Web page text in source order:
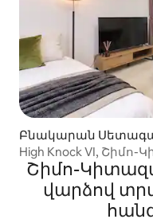
Բնակարան
High Knock VI,
րոպե քայլելու
Wi-Fi-ով, երկու
Շիմո-
վարձով